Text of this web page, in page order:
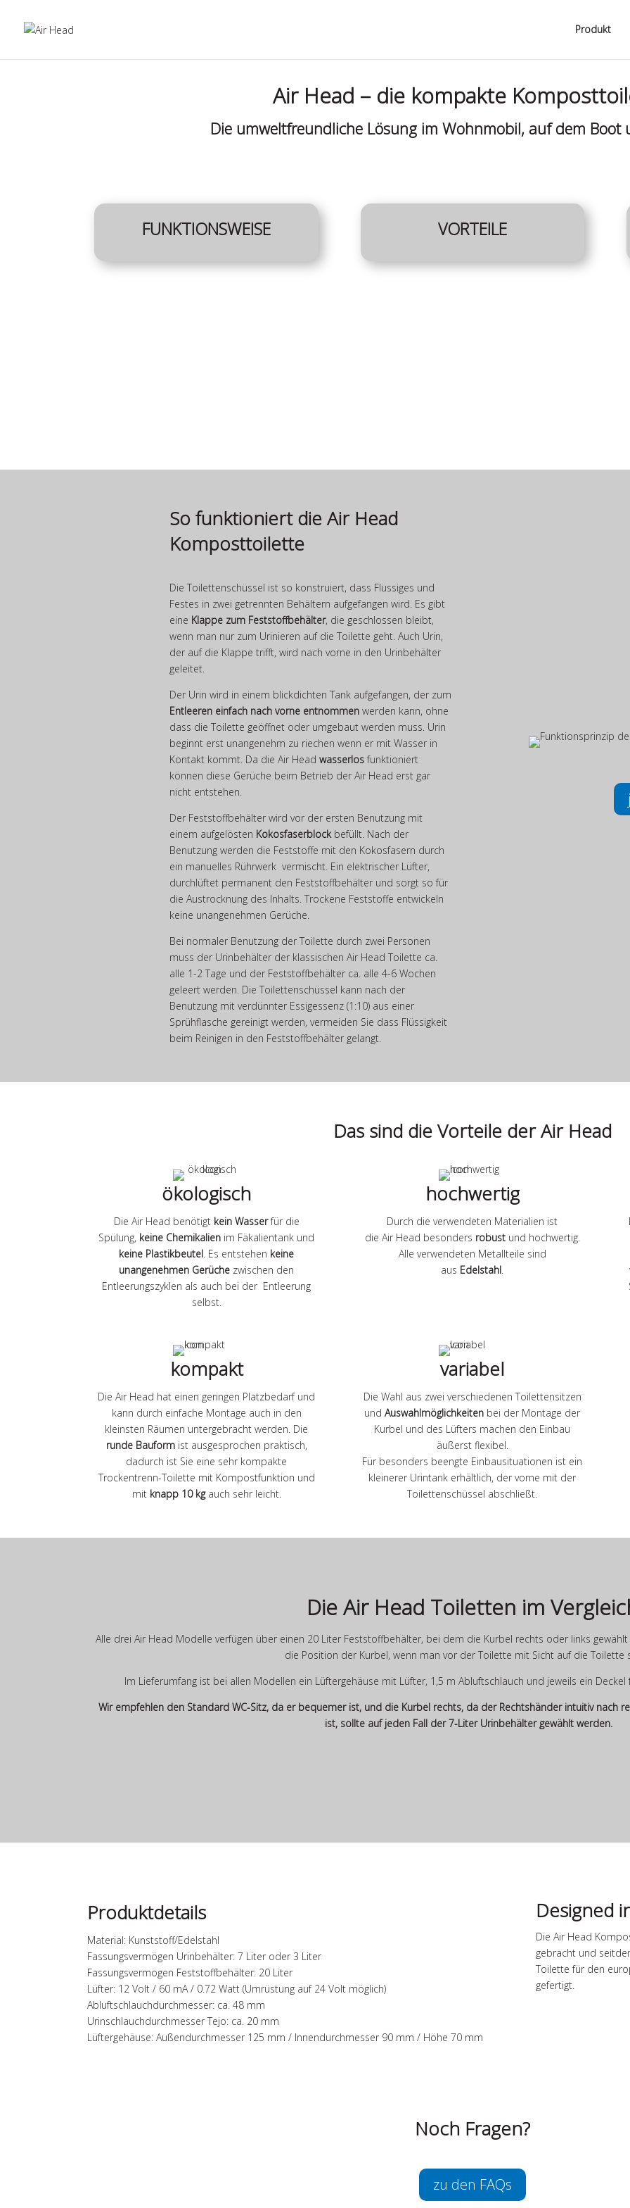
Produkt
Air Head – die kompakte
Die umweltfreundliche Lösung im Wohnmobil, auf dem Boot
FUNKTIONSWEISE VORTEILE
So funktioniert die Air Head
Komposttoilette
Die Toilettenschüssel ist so konstruiert, dass Flüssiges und
Festes in zwei getrennten Behältern aufgefangen wird. Es gibt
eine Klappe zum Feststoffbehälter, die geschlossen bleibt,
wenn man nur zum Urinieren auf die Toilette geht. Auch Urin,
der auf die Klappe trifft, wird nach vorne in den Urinbehälter
geleitet.
Der Urin wird in einem blickdichten Tank aufgefangen, der zum
Entleeren einfach nach vorne entnommen werden kann, ohne
dass die Toilette geöffnet oder umgebaut werden muss. Urin
beginnt erst unangenehm zu riechen wenn er mit Wasser in
Kontakt kommt. Da die Air Headwasserlosfunktioniert
können diese Gerüche beim Betrieb der Air Head erst gar
nicht entstehen.
Der Feststoffbehälter wird vor der ersten Benutzung mit
einem aufgelösten Kokosfaserblock befüllt. Nach der
Benutzung werden die Feststoffe mit den Kokosfasern durch
ein manuelles Rührwerk vermischt. Ein elektrischer Lüfter,
durchlüftet permanent den Feststoffbehälter und sorgt so für
die Austrocknung des Inhalts. Trockene Feststoffe entwickeln
keine unangenehmen Gerüche.
Bei normaler Benutzung der Toilette durch zwei Personen
muss der Urinbehälter der klassischen Air Head Toilette ca.
alle 1-2 Tage und der Feststoffbehälter ca. alle 4-6 Wochen
geleert werden. Die Toilettenschüssel kann nach der
Benutzung mit verdünnter Essigessenz (1:10) aus einer
Sprühflasche gereinigt werden, vermeiden Sie dass Flüssigkeit
beim Reinigen in den Feststoffbehälter gelangt.
Das sind die Vorteile der Air Head
ökologisch
Die Air Head benötigt kein Wasserfür die
Spülung, keine Chemikalien im Fäkalientank und
keine Plastikbeutel . Es entstehen keine
unangenehmen Gerüche zwischen den
Entleerungszyklen als auch bei der Entleerung
selbst.
hochwertig
Durch die verwendeten Materialien ist
die Air Head besonders robustund hochwertig.
Alle verwendeten Metallteile sind
aus Edelstahl
kompakt
Die Air Head hat einen geringen Platzbedarf und
kann durch einfache Montage auch in den
kleinsten Räumen untergebracht werden. Die
runde Bauformist ausgesprochen praktisch,
dadurch ist Sie eine sehr kompakte
Trockentrenn-Toilette mit Kompostfunktion und
mit knapp 10 kgauch sehr leicht.
variabel
Die Wahl aus zwei verschiedenen Toilettensitzen
undAuswahlmöglichkeiten bei der Montage der
Kurbel und des Lüfters machen den Einbau
äußerst flexibel.
Für besonders beengte Einbausituationen ist ein
kleinerer Urintank erhältlich, der vorne mit der
Toilettenschüssel abschließt.
Die Air Head Toiletten im
Alle drei Air Head Modelle verfügen über einen 20 Liter Feststoffbehälter, bei dem die Kurbel rechts oder links
die Position der Kurbel, wenn man vor der Toilette mit Sicht auf die Toilette
Im Lieferumfang ist bei allen Modellen ein Lüftergehäuse mit Lüfter, 1,5 m Abluftschlauch und jeweils ein
Wir empfehlen den Standard WC-Sitz, da er bequemer ist, und die Kurbel rechts, da der Rechtshänder intuitiv nach
ist, sollte auf jeden Fall der 7-Liter Urinbehälter gewählt werden.
Produktdetails
Material: Kunststoff/Edelstahl
Fassungsvermögen Urinbehälter: 7 Liter oder 3 Liter
Fassungsvermögen Feststoffbehälter: 20 Liter
Lüfter: 12 Volt / 60 mA / 0.72 Watt (Umrüstung auf 24 Volt möglich)
Abluftschlauchdurchmesser: ca. 48 mm
Urinschlauchdurchmesser Tejo: ca. 20 mm
Lüftergehäuse: Außendurchmesser 125 mm / Innendurchmesser 90 mm / Höhe 70 mm
Designed
Die Air Head
gebracht und
Toilette für den
gefertigt.
Noch Fragen?
zu den FAQs